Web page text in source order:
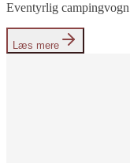
Eventyrlig
Læs mere